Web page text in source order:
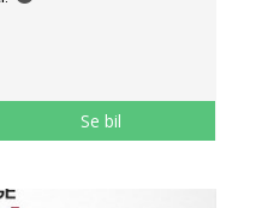
Se bil